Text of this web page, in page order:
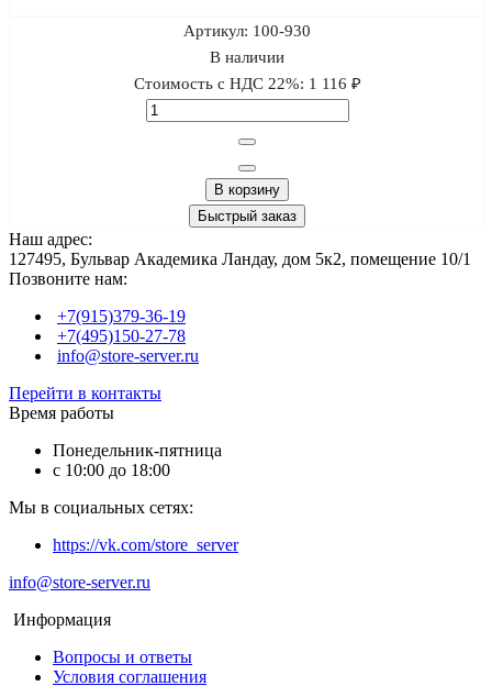
Артикул: 100-930
В наличии
Стоимость с НДС 22%: 1 116 ₽
В корзину
Быстрый заказ
Наш адрес:
127495, Бульвар Академика Ландау, дом 5к2, помещение 10/1
Позвоните нам:
+7(915)379-36-19
+7(495)150-27-78
info@store-server.ru
Перейти в контакты
Время работы
Понедельник-пятница
с 10:00 до 18:00
Мы в социальных сетях:
https://vk.com/store_server
info@store-server.ru
Информация
Вопросы и ответы
Условия соглашения